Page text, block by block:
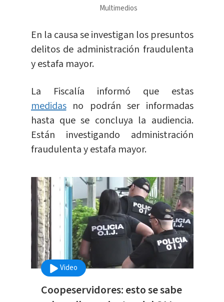
Multimedios
En la causa se investigan los presuntos
delitos de administración fraudulenta
y estafa mayor.
La Fiscalía informó que estas
medidas no podrán ser informadas
hasta que se concluya la audiencia.
Están investigando administración
fraudulenta y estafa mayor.
Video
Coopeservidores: esto se sabe